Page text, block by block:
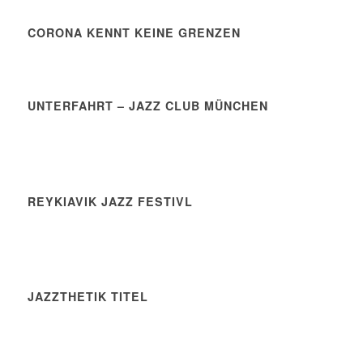
CORONA KENNT KEINE GRENZEN
UNTERFAHRT – JAZZ CLUB MÜNCHEN
REYKIAVIK JAZZ FESTIVL
JAZZTHETIK TITEL